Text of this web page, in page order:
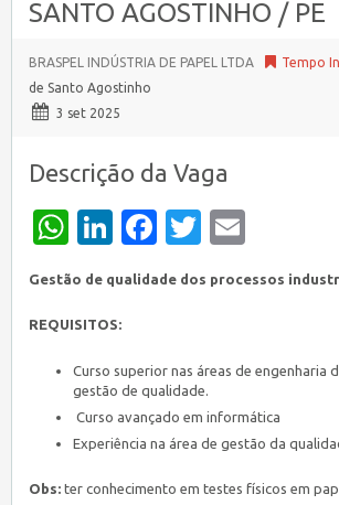
SANTO AGOSTINHO / PE
BRASPEL INDÚSTRIA DE PAPEL LTDA Tempo
de Santo Agostinho
3 set 2025
Descrição da Vaga
WhatsApp
LinkedIn
Facebook
Twitter
Gestão de qualidade dos processos
REQUISITOS:
Curso superior nas áreas de engenharia
gestão de qualidade.
Curso avançado em informática
Experiência na área de gestão da
Obs: ter conhecimento em testes físicos em